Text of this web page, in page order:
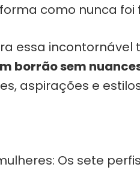
como nunca foi
essa
borrão sem
aspirações e
Os sete